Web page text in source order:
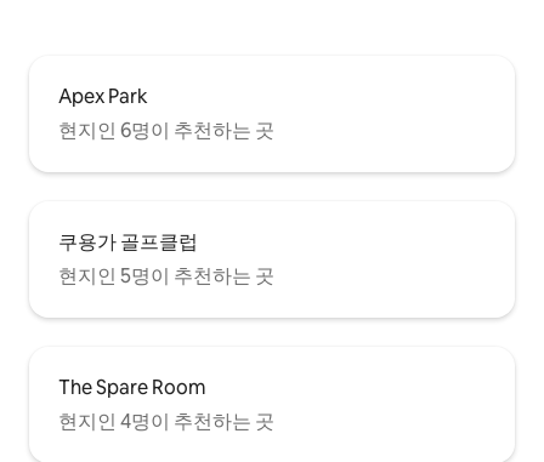
Apex Park
현지인 6명이 추천하는 곳
쿠용가 골프클럽
현지인 5명이 추천하는 곳
The Spare Room
현지인 4명이 추천하는 곳